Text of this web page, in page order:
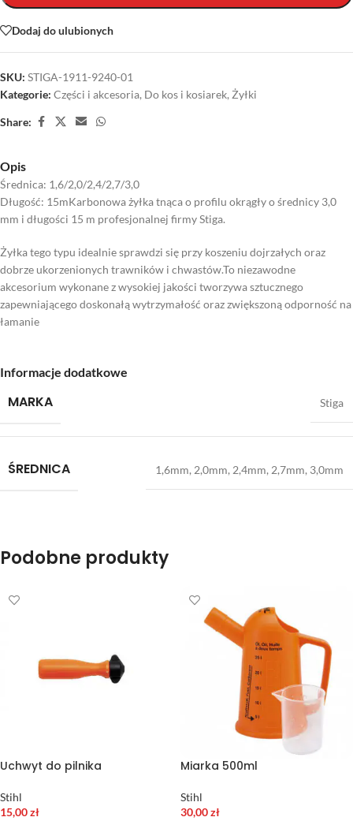
Dodaj do ulubionych
SKU: STIGA-1911-9240-01
Kategorie: Części i akcesoria, Do kos i kosiarek,Żyłki
Share:
Opis
Średnica: 1,6/2,0/2,4/2,7/3,0
Długość: 15mKarbonowa żyłka tnąca o profilu okrągły o średnicy 3,0
mm i długości 15 m profesjonalnej firmy Stiga.
Żyłka tego typu idealnie sprawdzi się przy koszeniu dojrzałych oraz
dobrze ukorzenionych trawników i chwastów.To niezawodne
akcesorium wykonane z wysokiej jakości tworzywa sztucznego
zapewniającego doskonałą wytrzymałość oraz zwiększoną odporność na
łamanie
Informacje dodatkowe
MARKA Stiga
ŚREDNICA 1,6mm,2,0mm,2,4mm,2,7mm, 3,0mm
Podobne produkty
Uchwyt do pilnika
Stihl
15,00zł
Miarka 500ml
Stihl
30,00zł